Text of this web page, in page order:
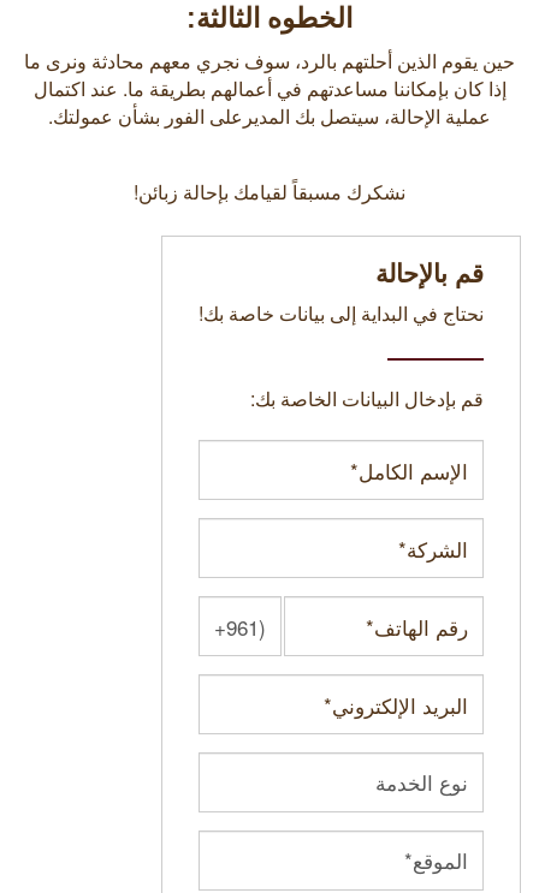
الخطوه الثالثة:
حين يقوم الذين أحلتهم بالرد، سوف نجري معهم محادثة ونرى ما
إذا كان بإمكاننا مساعدتهم في أعمالهم بطريقة ما. عند اكتمال
عملية الإحالة، سيتصل بك المديرعلى الفور بشأن عمولتك.
نشكرك مسبقاً لقيامك بإحالة زبائن!
قم بالإحالة
نحتاج في البداية إلى بيانات خاصة بك!
قم بإدخال البيانات الخاصة بك: